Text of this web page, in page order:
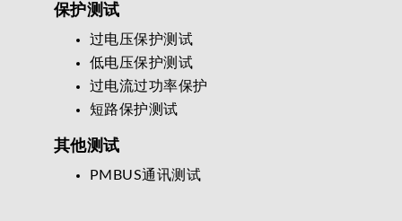
保护测试
过电压保护测试
低电压保护测试
过电流过功率保护
短路保护测试
其他测试
PMBUS通讯测试